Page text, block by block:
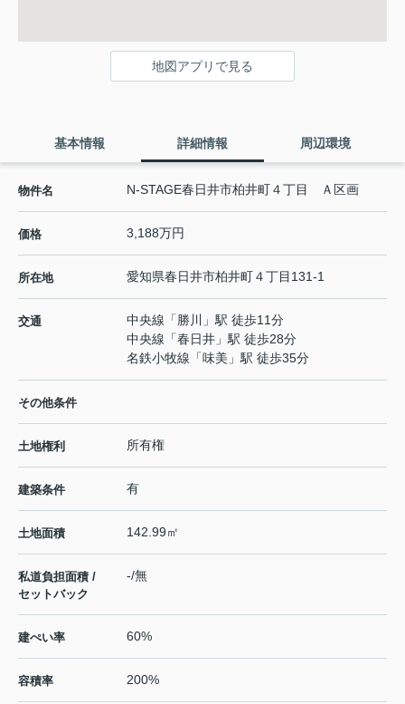
地図アプリで見る
基本情報 詳細情報 周辺環境
物件名 N-STAGE春日井市柏井町４丁目 Ａ区画
価格 3,188万円
所在地 愛知県春日井市柏井町４丁目131-1
交通 中央線 「 勝川
」駅 徒歩11分
中央線 「春日井 」駅 徒歩28分
名鉄小牧線 「味美 」駅 徒歩35分
その他条件
土地権利 所有権
建築条件 有
土地面積 142.99㎡
私道負担面積 /
セットバック
-/無
建ぺい率 60%
容積率 200%